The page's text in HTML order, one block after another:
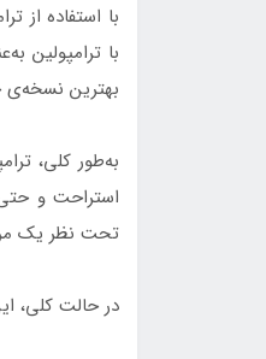
با استفاده از
با ترامپولین
بهترین نسخه‌ی
به‌طور کلی،
استراحت و
تحت نظر یک
در حالت کلی،